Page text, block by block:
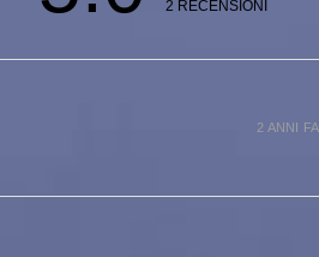
2 RECENSIONI
2 ANNI FA